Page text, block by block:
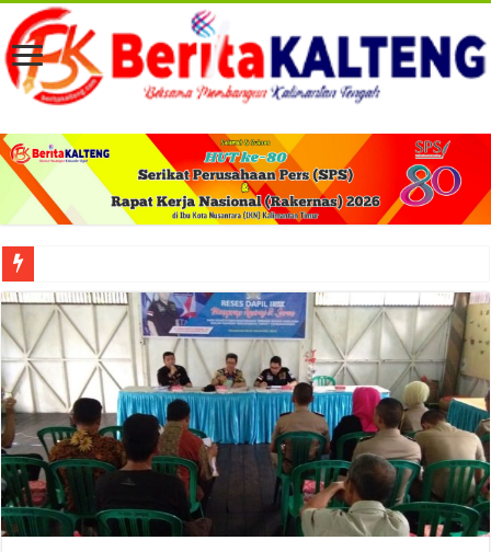
Viral! Selama Dua Bulan Lebih Siltap Serta Tunjangan Pemdes dan BPD di